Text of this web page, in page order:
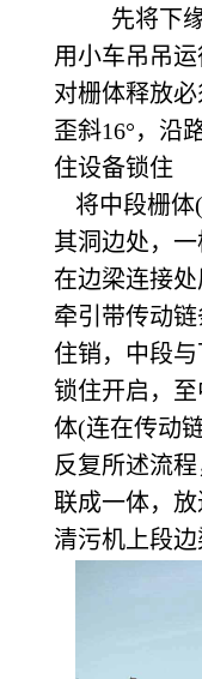
先将下
用小车吊吊
对栅体释放
歪斜16°，沿
住设备锁住
将中段栅体
其洞边处，
在边梁连接
牵引带传动
住销，中段
锁住开启，
体(连在传动
反复所述流
联成一体，
清污机上段